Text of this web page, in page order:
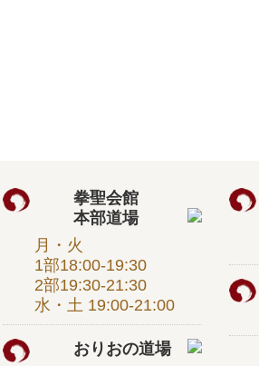
拳聖会館
本部道場
月・火
1部18:00-19:30
2部19:30-21:30
水・土 19:00-21:00
おりおの道場